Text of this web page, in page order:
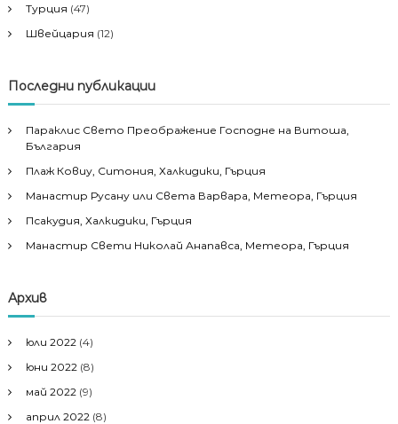
Турция (47)
Швейцария (12)
Последни публикации
Параклис Свето Преображение Господне на Витоша,
България
Плаж Ковиу, Ситония, Халкидики, Гърция
Манастир Русану или Света Варвара, Метеора, Гърция
Псакудия, Халкидики, Гърция
Манастир Свети Николай Анапавса, Метеора, Гърция
Архив
юли 2022 (4)
юни 2022 (8)
май 2022 (9)
април 2022 (8)